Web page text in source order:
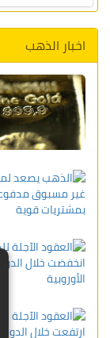
اخبار الذهب